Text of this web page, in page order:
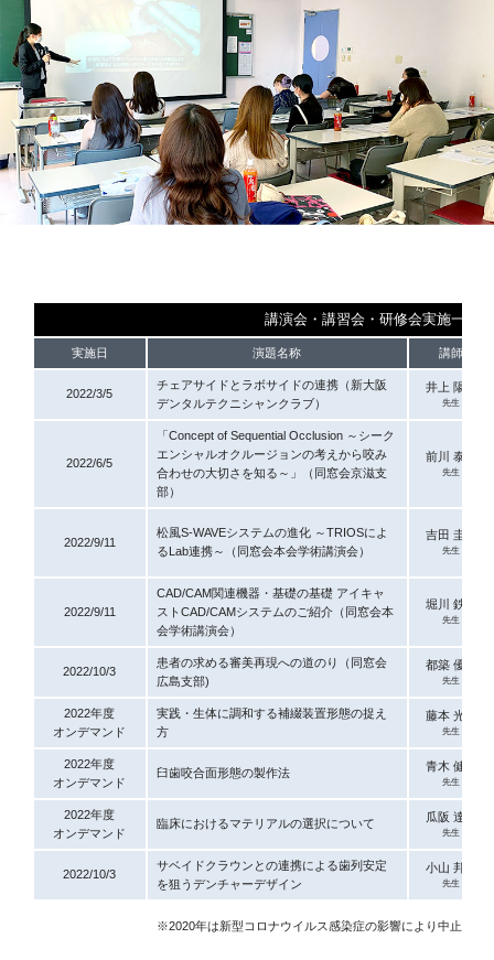
講演会・講習会・研修会実施一覧
実施日 演題名称 講師
2022/3/5
チェアサイドとラボサイドの連携（新大阪
デンタルテクニシャンクラブ）
井上 陽介
先生
2022/6/5
「Concept of Sequential Occlusion ～シーク
エンシャルオクルージョンの考えから咬み
合わせの大切さを知る～」（同窓会京滋支
部）
前川 泰一
先生
2022/9/11
松風S-WAVEシステムの進化 ～TRIOSによ
るLab連携～（同窓会本会学術講演会）
吉田 圭佑
先生
2022/9/11
CAD/CAM関連機器・基礎の基礎 アイキャ
ストCAD/CAMシステムのご紹介（同窓会本
会学術講演会）
堀川 鉄平
先生
2022/10/3
患者の求める審美再現への道のり（同窓会
広島支部)
都築 優治
先生
2022年度
オンデマンド
実践・生体に調和する補綴装置形態の捉え
方
藤本 光治
先生
2022年度
オンデマンド
臼歯咬合面形態の製作法 青木 健治
先生
2022年度
オンデマンド
臨床におけるマテリアルの選択について 瓜阪 達也
先生
2022/10/3
サベイドクラウンとの連携による歯列安定
を狙うデンチャーデザイン
小山 邦宏
先生
※2020年は新型コロナウイルス感染症の影響により中止